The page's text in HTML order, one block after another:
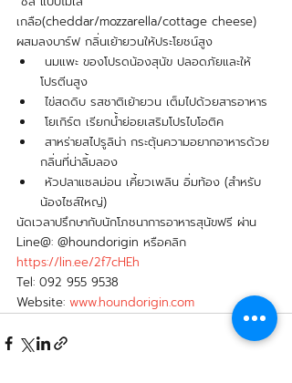
เกลือ(cheddar/mozzarella/cottage cheese)
ผสมลงบาร์ฟ กลิ่นเย้ายวนให้ประโยชน์สูง
โปรตีนสูง
ไข่สดดิบ รสชาติเย้ายวน เต็มไปด้วยสารอาหาร
โยเกิร์ต เรียกน้ำย่อยเสริมโปรไบโอติค
กลิ่นที่น่าลิ้มลอง
น้องไซส์ใหญ่)
นัดเวลาปรึกษากับนักโภชนาการอาหารสุนัขฟรี ผ่าน
Line@: @houndorigin หรือคลิก
https://lin.ee/2f7cHEh
Tel: 092 955 9538
Website: www.houndorigin.com